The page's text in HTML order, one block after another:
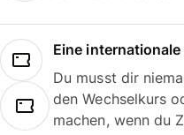
Eine
Du musst dir
den Wechselkurs
machen, wenn du